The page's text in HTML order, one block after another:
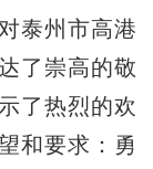
泰州市高港
了崇高的敬
了热烈的欢
和要求：勇